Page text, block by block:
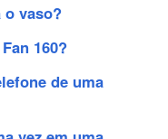
o vaso?
160?
de uma